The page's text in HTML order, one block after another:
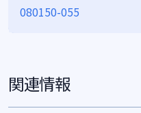
080150-055
関連情報